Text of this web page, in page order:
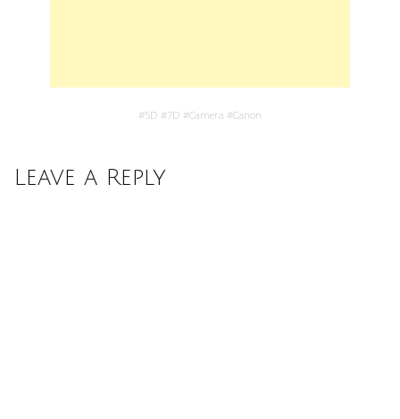
#5D #7D #Camera #Canon
Leave a Reply